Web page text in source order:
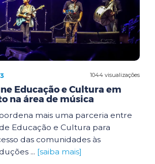
1044 visualizações
Educação e Cultura em
na área de música
mais uma parceria entre
Educação e Cultura para
das comunidades às
... [saiba mais]